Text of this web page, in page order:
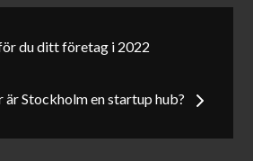
du ditt företag i 2022
är Stockholm en startup hub?